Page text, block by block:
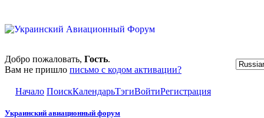
Добро пожаловать, Гость.
Вам не пришло письмо с кодом активации?
Начало ПоискКалендарьТэгиВойтиРегистрация
Украинский авиационный форум